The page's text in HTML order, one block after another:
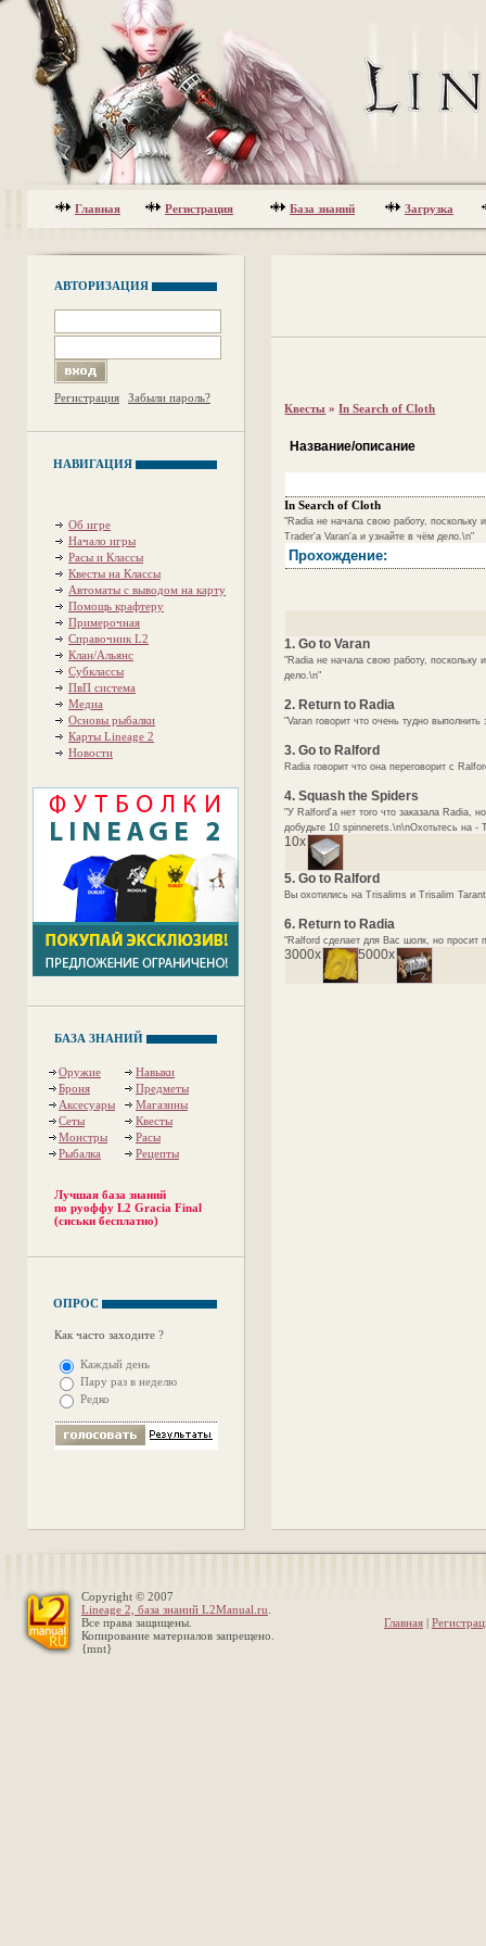
Главная Регистрация База знаний Загрузка
АВТОРИЗАЦИЯ
Регистрация Забыли пароль?
НАВИГАЦИЯ
Об игре
Начало игры
Расы и Классы
Квесты на Классы
Автоматы с выводом на карту
Помощь крафтеру
Примерочная
Справочник L2
Клан/Альянс
Субклассы
ПвП система
Медиа
Основы рыбалки
Карты Lineage 2
Новости
БАЗА ЗНАНИЙ
Оружие
Навыки
Броня
Предметы
Аксесуары
Магазины
Сеты
Квесты
Монстры
Расы
Рыбалка
Рецепты
Лучшая база знаний
по руоффу L2 Gracia Final
(сиськи бесплатно)
ОПРОС
Как часто заходите ?
Каждый день
Пару раз в неделю
Редко
Квесты »In Search of Cloth
Название/описание
In Search of Cloth
"Radia не начала свою работу, поскольку
Trader'а Varan'а и узнайте в чём дело.\n"
Прохождение:
1. Go to Varan
"Radia не начала свою работу, поскольку
дело.\n"
2. Return to Radia
"Varan говорит что очень тудно
3. Go to Ralford
Radia говорит что она переговорит с
4. Squash the Spiders
"У Ralford'а нет того что заказала Radia,
добудьте 10 spinnerets.\n\nОхотьтесь на
10x
5. Go to Ralford
Вы охотились на Trisalims и Trisalim
6. Return to Radia
"Ralford сделает для Вас шолк, но просит
3000x 5000x
Copyright © 2007
Lineage 2, база знаний L2Manual.ru
Все права защищены.
Копирование материалов запрещено.
{mnt}
Главная |